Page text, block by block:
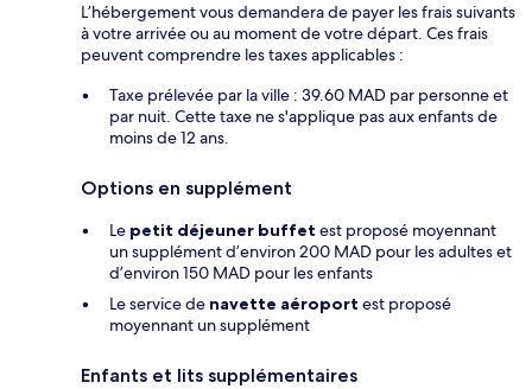
L’hébergement vous demandera de payer les frais suivants
à votre arrivée ou au moment de votre départ. Ces frais
peuvent comprendre les taxes applicables :
Taxe prélevée par la ville : 39.60 MAD par personne et
par nuit. Cette taxe ne s'applique pas aux enfants de
moins de 12 ans.
Options en supplément
Le petit déjeuner buffet est proposé moyennant
un supplément d’environ 200 MAD pour les adultes et
d’environ 150 MAD pour les enfants
Le service de navette aéroport est proposé
moyennant un supplément
Enfants et lits supplémentaires